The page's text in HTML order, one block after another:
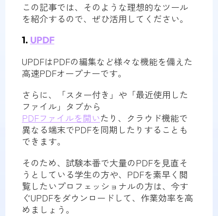
この記事では、そのような理想的なツール
を紹介するので、ぜひ活用してください。
1. UPDF
UPDFはPDFの編集など様々な機能を備えた
高速PDFオープナーです。
さらに、「スター付き」や「最近使用した
ファイル」タブから
PDFファイルを開いたり、クラウド機能で
異なる端末でPDFを同期したりすることも
できます。
そのため、試験本番で大量のPDFを見直そ
うとしている学生の方や、PDFを素早く閲
覧したいプロフェッショナルの方は、今す
ぐUPDFをダウンロードして、作業効率を高
めましょう。